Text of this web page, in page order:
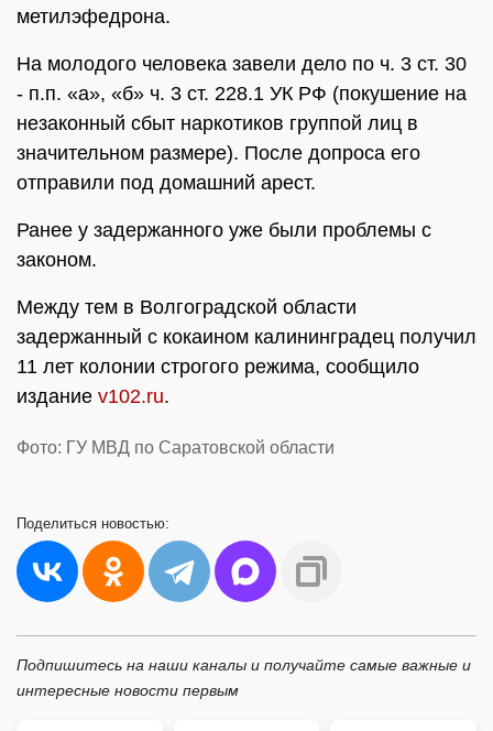
метилэфедрона.
На молодого человека завели дело по ч. 3 ст. 30
- п.п. «а», «б» ч. 3 ст. 228.1 УК РФ (покушение на
незаконный сбыт наркотиков группой лиц в
значительном размере). После допроса его
отправили под домашний арест.
Ранее у задержанного уже были проблемы с
законом.
Между тем в Волгоградской области
задержанный с кокаином калининградец получил
11 лет колонии строгого режима, сообщило
издание v102.ru.
Фото: ГУ МВД по Саратовской области
Поделиться новостью:
Подпишитесь на наши каналы и получайте самые важные и
интересные новости первым